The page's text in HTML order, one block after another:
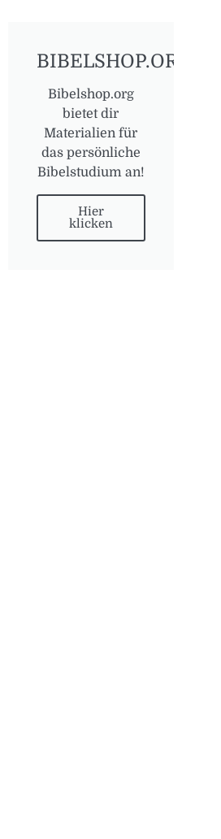
BIBELSHOP.ORG
Bibelshop.org
bietet dir
Materialien für
das persönliche
Bibelstudium an!
Hier
klicken